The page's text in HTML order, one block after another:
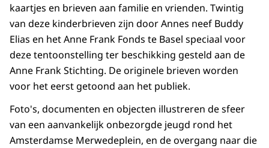
kaartjes en brieven aan familie en vrienden. Twintig
van deze kinderbrieven zijn door Annes neef Buddy
Elias en het Anne Frank Fonds te Basel speciaal voor
deze tentoonstelling ter beschikking gesteld aan de
Anne Frank Stichting. De originele brieven worden
voor het eerst getoond aan het publiek.
Foto's, documenten en objecten illustreren de sfeer
van een aanvankelijk onbezorgde jeugd rond het
Amsterdamse Merwedeplein, en de overgang naar die